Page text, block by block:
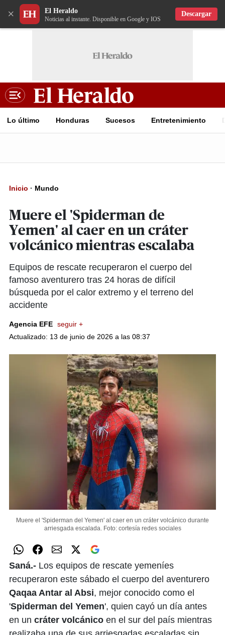
× El Heraldo
Noticias al instante. Disponible en Google y IOS
Descargar
Lo último Honduras Sucesos Entretenimiento
Inicio · Mundo
Muere el 'Spiderman de
Yemen' al caer en un cráter
volcánico mientras escalaba
Equipos de rescate recuperaron el cuerpo del
famoso aventurero tras 24 horas de difícil
búsqueda por el calor extremo y el terreno del
accidente
Agencia EFE seguir +
Actualizado: 13 de junio de 2026 a las 08:37
Muere el 'Spiderman del Yemen' al caer en un cráter volcánico durante
arriesgada escalada. Foto: cortesía redes sociales
Saná.- Los equipos de rescate yemeníes
recuperaron este sábado el cuerpo del aventurero
Qaqaa Antar al Absi, mejor conocido como el
'Spiderman del Yemen', quien cayó un día antes
en un cráter volcánico en el sur del país mientras